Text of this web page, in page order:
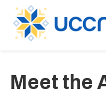
Meet the